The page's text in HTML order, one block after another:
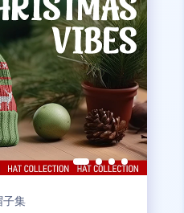
子集